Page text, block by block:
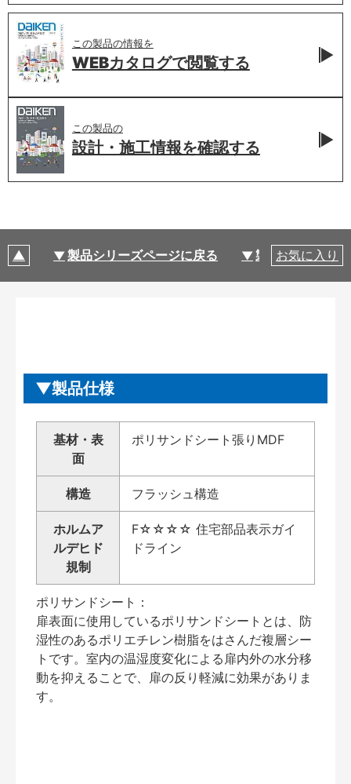
この製品の情報を
WEBカタログで閲覧する
この製品の
設計・施工情報を確認する
製品シリーズページに戻る 製品仕様
お気に入り
製品仕様
基材・表
面
ポリサンドシート張りMDF
構造 フラッシュ構造
ホルムア
ルデヒド
規制
F☆☆☆☆ 住宅部品表示ガイ
ドライン
ポリサンドシート：
扉表面に使用しているポリサンドシートとは、防
湿性のあるポリエチレン樹脂をはさんだ複層シー
トです。室内の温湿度変化による扉内外の水分移
動を抑えることで、扉の反り軽減に効果がありま
す。